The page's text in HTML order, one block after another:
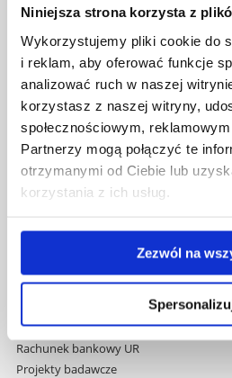
Niniejsza strona korzysta z
Wykorzystujemy pliki cookie do
i reklam, aby oferować funkcje
analizować ruch w naszej
korzystasz z naszej witryny,
społecznościowym,
Partnerzy mogą połączyć te
otrzymanymi od Ciebie lub
korzystania z ich usług.
Zezwól na
Pomiń
nawigację
przejdź
do
treści
Polityka prywatności
Mapa serwisu
Biblioteka
Wydawnictwo
Covid info
Studia podyplomowe
Praca na UR
Zamówienia publiczne
Fundusze strukturalne
Projekty realizowane z KPO
Domy studenta
Deklaracja dostępności cyfrowej
Rachunek bankowy UR
Projekty badawcze